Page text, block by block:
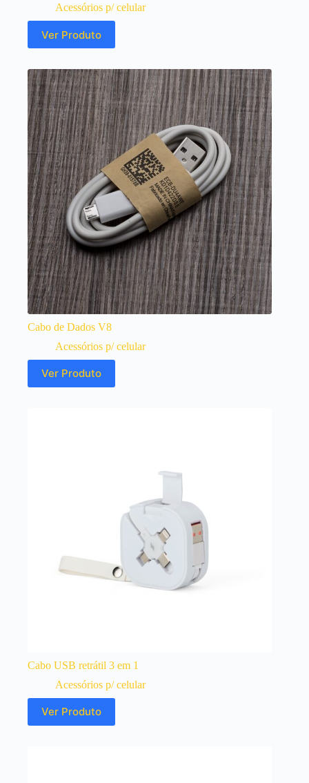
Acessórios p/ celular
Ver Produto
Cabo de Dados V8
Acessórios p/ celular
Ver Produto
Cabo USB retrátil 3 em 1
Acessórios p/ celular
Ver Produto